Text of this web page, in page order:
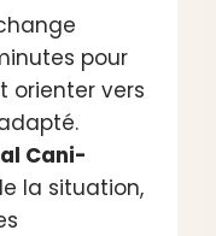
pour
orienter vers
Cani-
la situation,